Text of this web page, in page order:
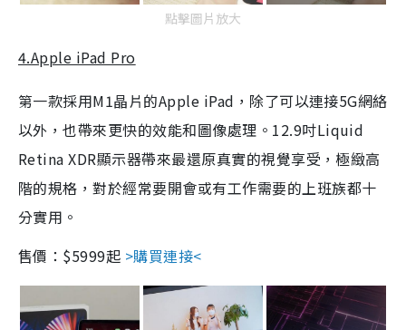
點擊圖片放大
4.Apple iPad Pro
第一款採用M1晶片的Apple iPad，除了可以連接5G網絡
以外，也帶來更快的效能和圖像處理。12.9吋Liquid
Retina XDR顯示器帶來最還原真實的視覺享受，極緻高
階的規格，對於經常要開會或有工作需要的上班族都十
分實用。
售價：$5999起 >購買連接<